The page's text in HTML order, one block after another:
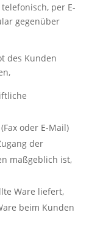
per E-
gegenüber
des Kunden
oder E-Mail)
der
maßgeblich ist,
Ware liefert,
beim Kunden